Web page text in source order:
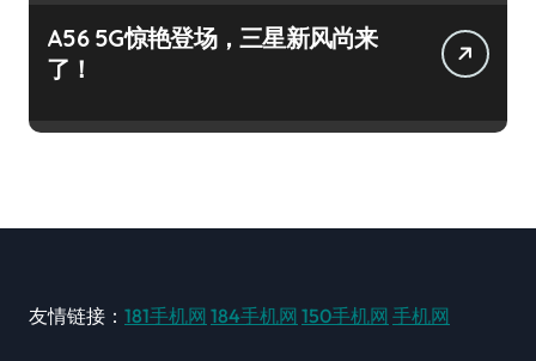
A56 5G惊艳登场，三星新风尚来
了！
友情链接： 181手机网 184手机网 150手机网 手机网